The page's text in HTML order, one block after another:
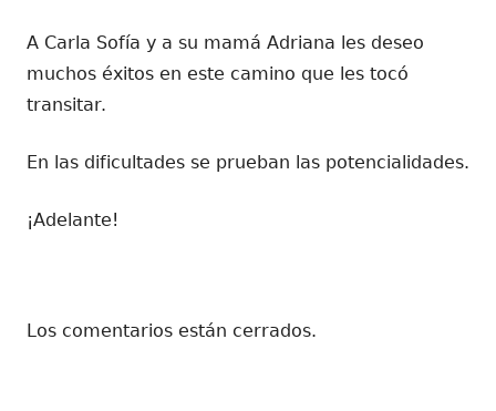
A Carla Sofía y a su mamá Adriana les deseo
muchos éxitos en este camino que les tocó
transitar.
En las dificultades se prueban las potencialidades.
¡Adelante!
Los comentarios están cerrados.